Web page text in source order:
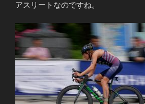
アスリートなのですね。